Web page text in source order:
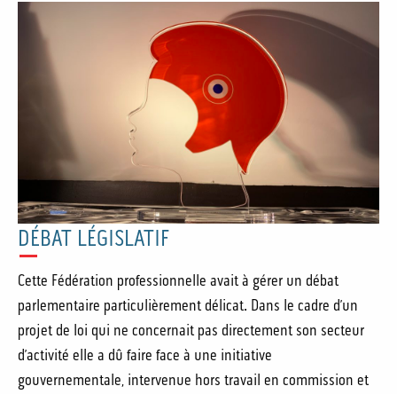
DÉBAT LÉGISLATIF
Cette Fédération professionnelle avait à gérer un débat
parlementaire particulièrement délicat. Dans le cadre d’un
projet de loi qui ne concernait pas directement son secteur
d’activité elle a dû faire face à une initiative
gouvernementale, intervenue hors travail en commission et